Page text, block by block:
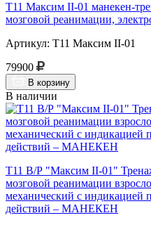
Т11 Максим II-01 манекен-
мозговой реанимации,
Артикул: Т11 Максим II-01
79900
В корзину
В наличии
Т11 В/Р "Максим II-01"
мозговой реанимации
механический с индикацией
действий – МАНЕКЕН